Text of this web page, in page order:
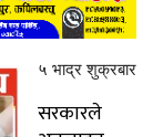
५ भाद्र शुक्रबार
सरकारले